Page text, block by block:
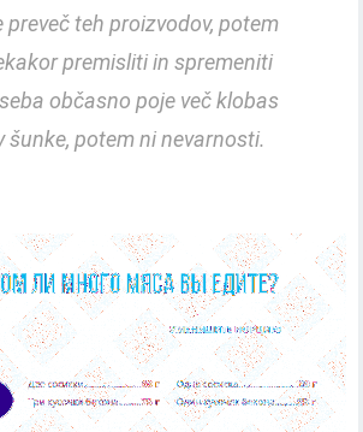
preveč teh proizvodov, potem
premisliti in spremeniti
občasno poje več klobas
šunke, potem ni nevarnosti.